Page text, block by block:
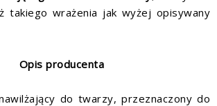
takiego wrażenia jak wyżej opisywany
Opis producenta
do twarzy, przeznaczony do